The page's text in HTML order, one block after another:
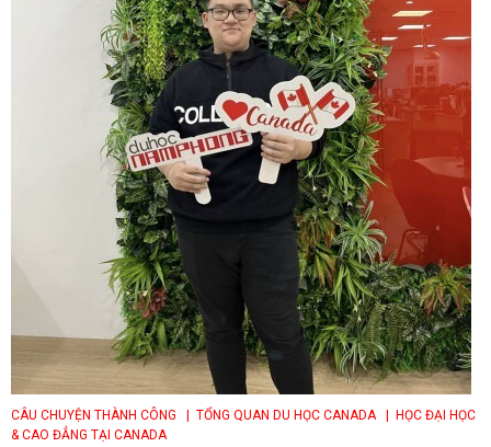
CÂU CHUYỆN THÀNH CÔNG | TỔNG QUAN DU HỌC CANADA
| HỌC ĐẠI HỌC
& CAO ĐẲNG TẠI CANADA